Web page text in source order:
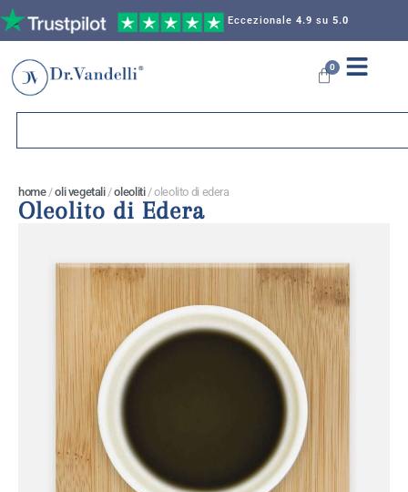
Eccezionale4.9 su5.0
0
home/oli vegetali/oleoliti/ oleolito di edera
Oleolito di Edera